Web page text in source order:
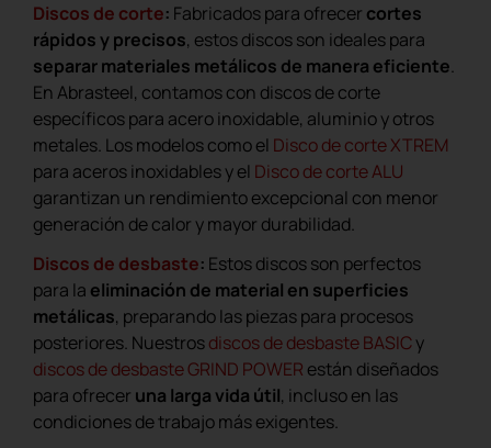
Discos de corte: Fabricados para ofrecer cortes
rápidos y precisos, estos discos son ideales para
separar materiales metálicos de manera eficiente.
En Abrasteel, contamos con discos de corte
específicos para acero inoxidable, aluminio y otros
metales. Los modelos como el Disco de corte XTREM
para aceros inoxidables y el Disco de corte ALU
garantizan un rendimiento excepcional con menor
generación de calor y mayor durabilidad.
Discos de desbaste: Estos discos son perfectos
para la eliminación de material en superficies
metálicas, preparando las piezas para procesos
posteriores. Nuestrosdiscos de desbaste BASICy
discos de desbaste GRIND POWER están diseñados
para ofrecer una larga vida útil, incluso en las
condiciones de trabajo más exigentes.